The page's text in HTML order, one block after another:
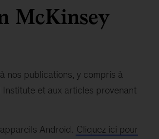
McKinsey
nos publications, y compris à
et aux articles provenant
Android. Cliquez ici pour